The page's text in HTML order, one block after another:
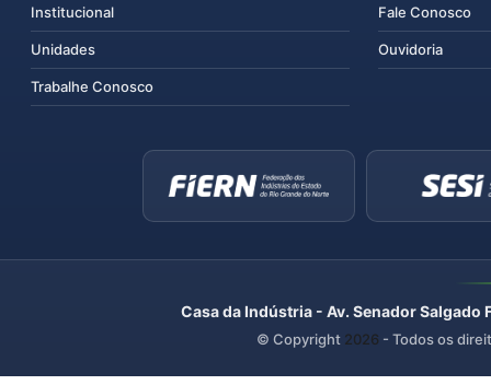
Institucional
Unidades
Trabalhe Conosco
Fale Conosco
Ouvidoria
Casa da Indústria - Av. Senador
© Copyright 2026 - Todos os